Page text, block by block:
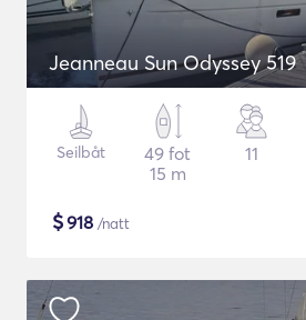
Jeanneau Sun Odyssey 519
Seilbåt
49 fot
15 m
11
$918 /natt